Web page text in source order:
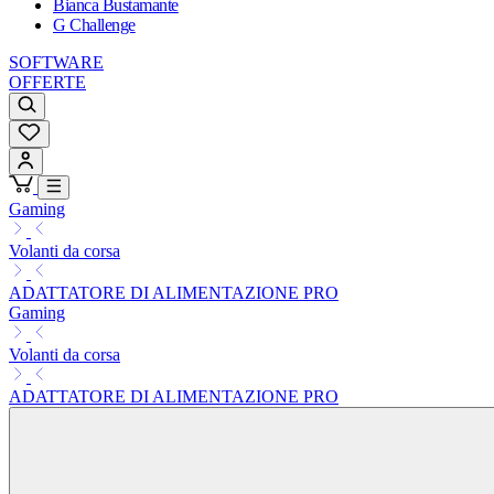
Bianca Bustamante
G Challenge
SOFTWARE
OFFERTE
Gaming
Volanti da corsa
ADATTATORE DI ALIMENTAZIONE PRO
Gaming
Volanti da corsa
ADATTATORE DI ALIMENTAZIONE PRO